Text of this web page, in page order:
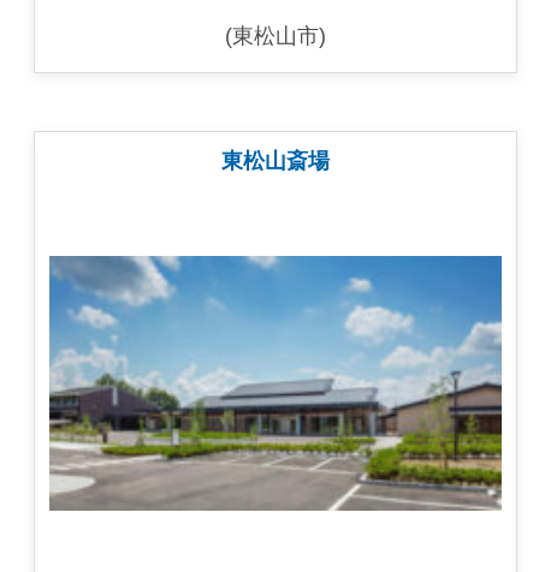
(東松山市)
東松山斎場